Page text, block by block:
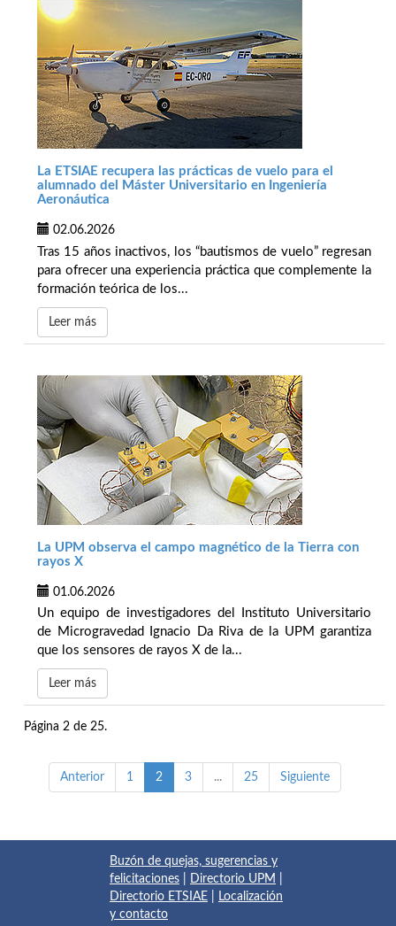
La ETSIAE recupera las prácticas de vuelo para el
alumnado del Máster Universitario en Ingeniería
Aeronáutica
02.06.2026
Tras 15 años inactivos, los “bautismos de vuelo” regresan
para ofrecer una experiencia práctica que complemente la
formación teórica de los...
Leer más
La UPM observa el campo magnético de la Tierra con
rayos X
01.06.2026
Un equipo de investigadores del Instituto Universitario
de Microgravedad Ignacio Da Riva de la UPM garantiza
que los sensores de rayos X de la...
Leer más
Página 2 de 25.
Anterior 1 2 3 ... 25 Siguiente
Buzón de quejas, sugerencias y
felicitaciones
Directorio UPM
Directorio ETSIAE
Localización
y contacto